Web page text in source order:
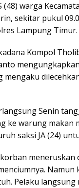
(48) warga
sekitar pukul
Lampung Timur.
Kompol
mengaku
Senin
ke warung makan
saksi JA (24)
Pelaku